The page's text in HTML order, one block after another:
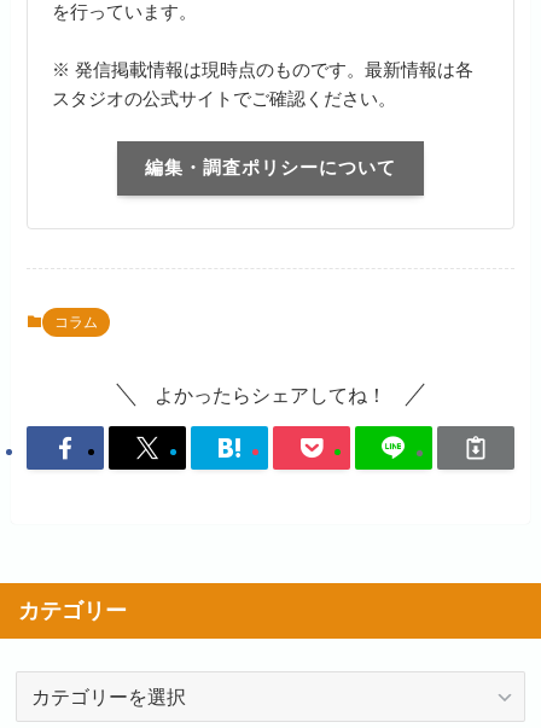
を行っています。
※ 発信掲載情報は現時点のものです。最新情報は各
スタジオの公式サイトでご確認ください。
編集・調査ポリシーについて
コラム
よかったらシェアしてね！
カテゴリー